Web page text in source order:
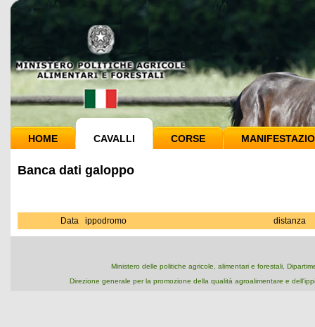
HOME CAVALLI CORSE
Banca dati galoppo
Data ippodromo distanza
Ministero delle politiche agricole, alimentari e forestali,
Direzione generale per la promozione della qualità agroalimentare e